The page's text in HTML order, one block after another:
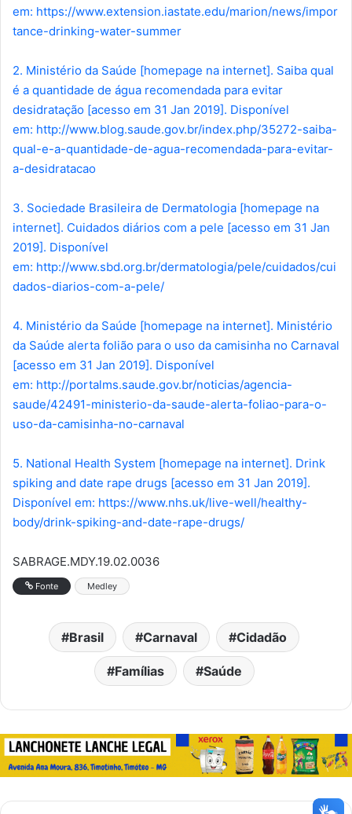
em: https://www.extension.iastate.edu/marion/news/impor
tance-drinking-water-summer
2. Ministério da Saúde [homepage na internet]. Saiba qual
é a quantidade de água recomendada para evitar
desidratação [acesso em 31 Jan 2019]. Disponível
em: http://www.blog.saude.gov.br/index.php/35272-saiba-
qual-e-a-quantidade-de-agua-recomendada-para-evitar-
a-desidratacao
3. Sociedade Brasileira de Dermatologia [homepage na
internet]. Cuidados diários com a pele [acesso em 31 Jan
2019]. Disponível
em: http://www.sbd.org.br/dermatologia/pele/cuidados/cui
dados-diarios-com-a-pele/
4. Ministério da Saúde [homepage na internet]. Ministério
da Saúde alerta folião para o uso da camisinha no Carnaval
[acesso em 31 Jan 2019]. Disponível
em: http://portalms.saude.gov.br/noticias/agencia-
saude/42491-ministerio-da-saude-alerta-foliao-para-o-
uso-da-camisinha-no-carnaval
5. National Health System [homepage na internet]. Drink
spiking and date rape drugs [acesso em 31 Jan 2019].
Disponível em: https://www.nhs.uk/live-well/healthy-
body/drink-spiking-and-date-rape-drugs/
SABRAGE.MDY.19.02.0036
Fonte Medley
Brasil Carnaval Cidadão
Famílias Saúde